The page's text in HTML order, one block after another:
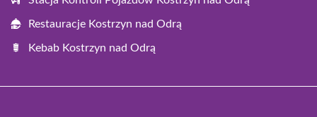
Restauracje Kostrzyn nad Odrą
Kebab Kostrzyn nad Odrą